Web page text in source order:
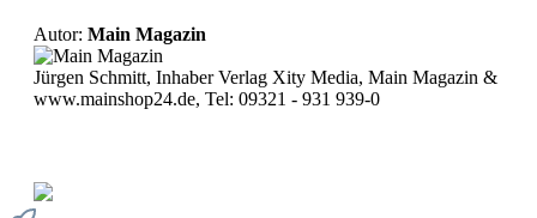
Autor: Main Magazin
Jürgen Schmitt, Inhaber Verlag Xity Media, Main Magazin &
www.mainshop24.de, Tel: 09321 - 931 939-0